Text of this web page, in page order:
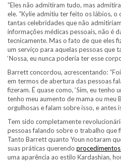
“Eles não admitiram tudo, mas
ele. “Kylie admitiu ter feito os lábios, o
tantas celebridades que não
informações médicas pessoais, não é
tecnicamente. Mas o fato de que eles
um serviço para aquelas pessoas que
‘Nossa, eu nunca poderia ter esse
Barrett concordou, acrescentando:
em termos de abertura das pessoas
fizeram. É quase como, ‘Sim, eu tenho
tenho meu aumento de mama ou meu
orgulhosas e falam sobre isso, e antes
Tem sido completamente
pessoas falando sobre o trabalho que
Tanto Barrett quanto Youn notaram
suas práticas querendo
uma aparência ao estilo Kardashian,